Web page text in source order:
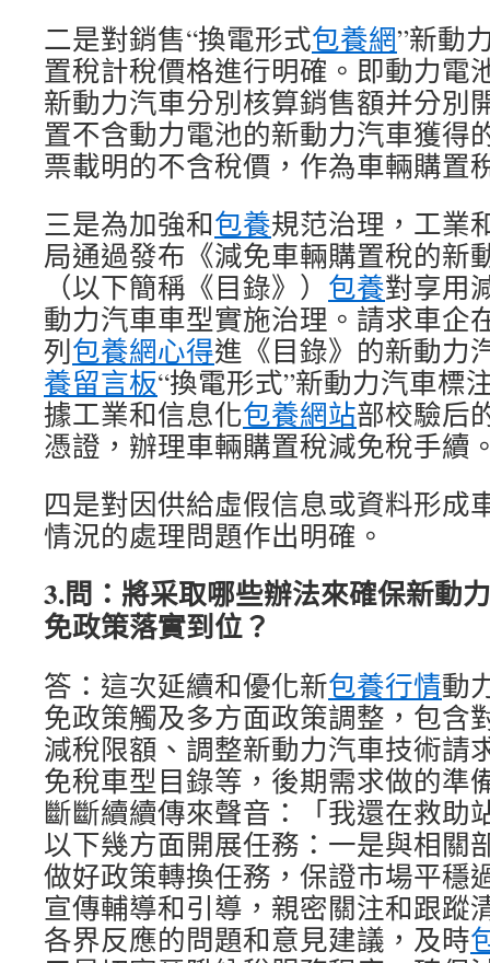
二是對銷售“換電形式包養網”新動
置稅計稅價格進行明確。即動力電
新動力汽車分別核算銷售額并分別
置不含動力電池的新動力汽車獲得
票載明的不含稅價，作為車輛購置
三是為加強和包養規范治理，工業
局通過發布《減免車輛購置稅的新
（以下簡稱《目錄》） 包養對享用
動力汽車車型實施治理。請求車企
列包養網心得進《目錄》的新動力
養留言板“換電形式”新動力汽車標
據工業和信息化包養網站部校驗后
憑證，辦理車輛購置稅減免稅手續
四是對因供給虛假信息或資料形成
情況的處理問題作出明確。
3.問：將采取哪些辦法來確保新動
免政策落實到位？
答：這次延續和優化新包養行情動
免政策觸及多方面政策調整，包含
減稅限額、調整新動力汽車技術請
免稅車型目錄等，後期需求做的準
斷斷續續傳來聲音：「我還在救助
以下幾方面開展任務：一是與相關
做好政策轉換任務，保證市場平穩
宣傳輔導和引導，親密關注和跟蹤
各界反應的問題和意見建議，及時